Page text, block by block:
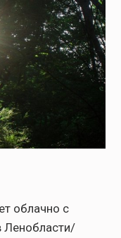
облачно с
Ленобласти/